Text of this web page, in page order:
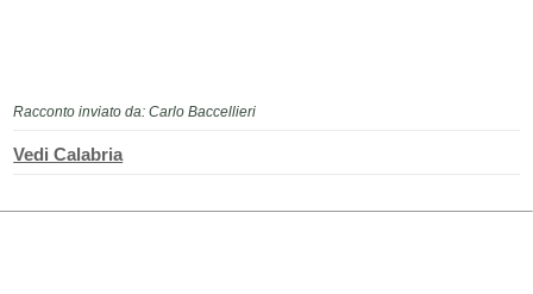
Racconto inviato da: Carlo Baccellieri
Vedi Calabria